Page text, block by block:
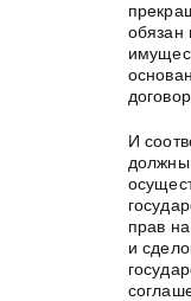
обязан
И
должны
прав
и